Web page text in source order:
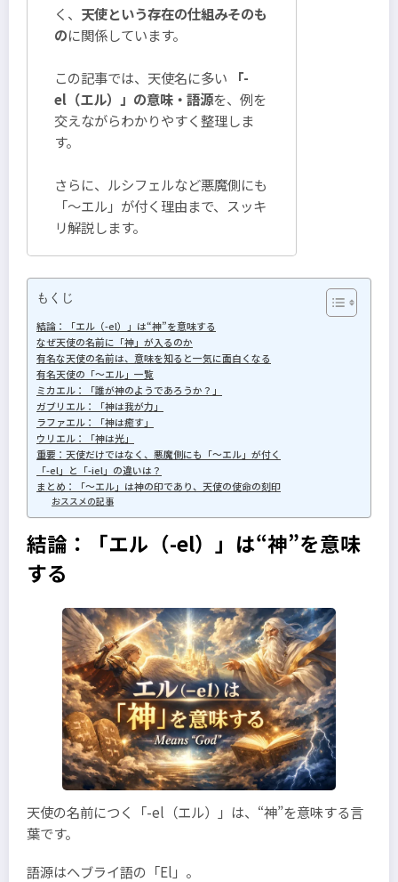
く、 天使という存在の仕組みそのも
のに関係しています。
この記事では、天使名に多い
「-
el（エル）」の意味・語源を、例を
交えながらわかりやすく整理しま
す。
さらに、ルシフェルなど悪魔側にも
「～エル」が付く理由まで、スッキ
リ解説します。
もくじ
結論：「エル（-el）」は“神”を意味する
なぜ天使の名前に「神」が入るのか
有名な天使の名前は、意味を知ると一気に面白くなる
有名天使の「～エル」一覧
ミカエル：「誰が神のようであろうか？」
ガブリエル：「神は我が力」
ラファエル：「神は癒す」
ウリエル：「神は光」
重要：天使だけではなく、悪魔側にも「～エル」が付く
「-el」と「-iel」の違いは？
まとめ：「～エル」は神の印であり、天使の使命の刻印
おススメの記事
結論：「エル（-el）」は“神”を意味
する
天使の名前につく「-el（エル）」は、“神”を意味する言
葉です。
語源はヘブライ語の「El」。